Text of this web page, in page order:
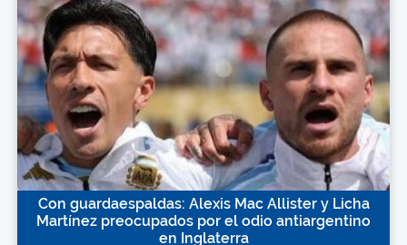
Con guardaespaldas: Alexis Mac Allister y Licha
Martínez preocupados por el odio antiargentino
en Inglaterra